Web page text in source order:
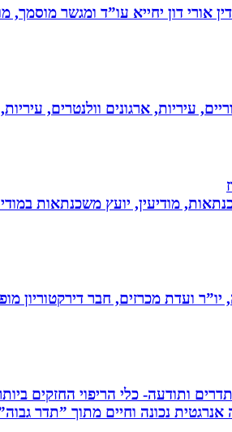
יחייא עו”ד ומגשר מוסמך, מומחה לענייני משפחה,
עיריות, ארגונים וולנטרים,
מודיעין, יועץ משכנתאות
ועדת מכרזים, חבר דירקטוריון
אנרגטית נכונה וחיים מתוך ”תדר